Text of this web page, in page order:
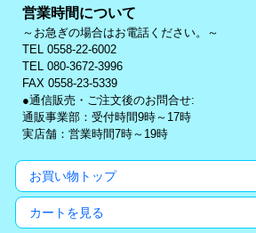
営業時間について
～お急ぎの場合はお電話ください。～
TEL 0558-22-6002
TEL 080-3672-3996
FAX 0558-23-5339
●通信販売・ご注文後のお問合せ:
通販事業部：受付時間9時～17時
実店舗：営業時間7時～19時
お買い物トップ
カートを見る